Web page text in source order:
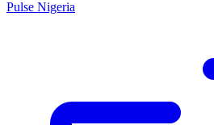
Pulse Nigeria